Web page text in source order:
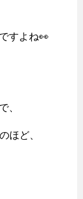
すよね👀
、
ほど、